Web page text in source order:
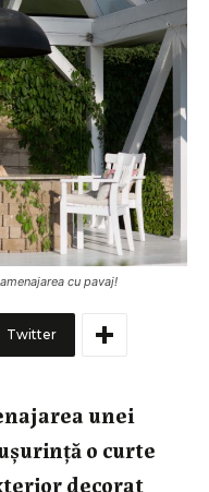
cu pavaj!
Twitter
unei
o curte
decorat